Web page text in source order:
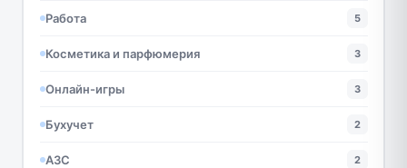
Работа 5
Косметика и парфюмерия 3
Онлайн-игры 3
Бухучет 2
АЗС 2